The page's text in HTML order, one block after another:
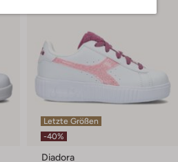
Letzte Größen
-40%
Diadora